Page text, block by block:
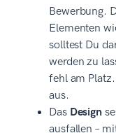
Bewerbung.
Elementen
solltest Du
werden zu
fehl am
aus.
Das Design
ausfallen –